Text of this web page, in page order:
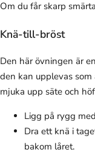
Om du får skarp
Knä-till-bröst
Den här övningen är
den kan upplevas
mjuka upp säte och
Ligg på rygg
Dra ett knä i
bakom låret.